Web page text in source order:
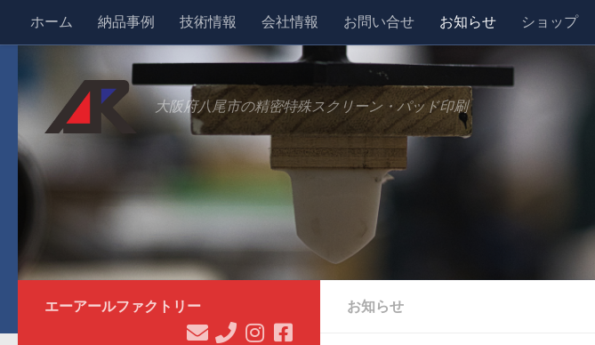
コンテンツへスキップ
ホーム 納品事例 技術情報 会社情報 お問い合せ お知らせ ショップ
大阪府八尾市の精密特殊スクリーン・パッド印刷
お知らせ
エーアールファクトリー